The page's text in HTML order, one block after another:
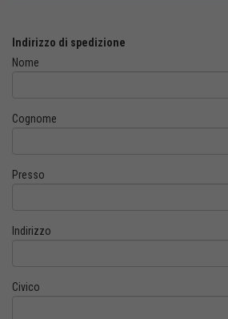
Indirizzo di spedizione
Nome
Cognome
Presso
Indirizzo
Civico